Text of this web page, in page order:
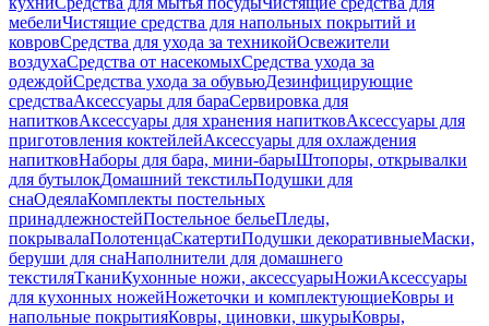
мебелиЧистящие средства для напольных покрытий и
ковровСредства для ухода за техникойОсвежители
воздухаСредства от насекомыхСредства ухода за
одеждойСредства ухода за обувьюДезинфицирующие
средстваАксессуары для бараСервировка для
напитковАксессуары для хранения напитковАксессуары для
приготовления коктейлейАксессуары для охлаждения
напитковНаборы для бара, мини-барыШтопоры, открывалки
для бутылокДомашний текстильПодушки для
снаОдеялаКомплекты постельных
принадлежностейПостельное бельеПледы,
покрывалаПолотенцаСкатертиПодушки декоративныеМаски,
беруши для снаНаполнители для домашнего
текстиляТканиКухонные ножи, аксессуарыНожиАксессуары
для кухонных ножейНожеточки и комплектующиеКовры и
напольные покрытияКовры, циновки, шкурыКовры,